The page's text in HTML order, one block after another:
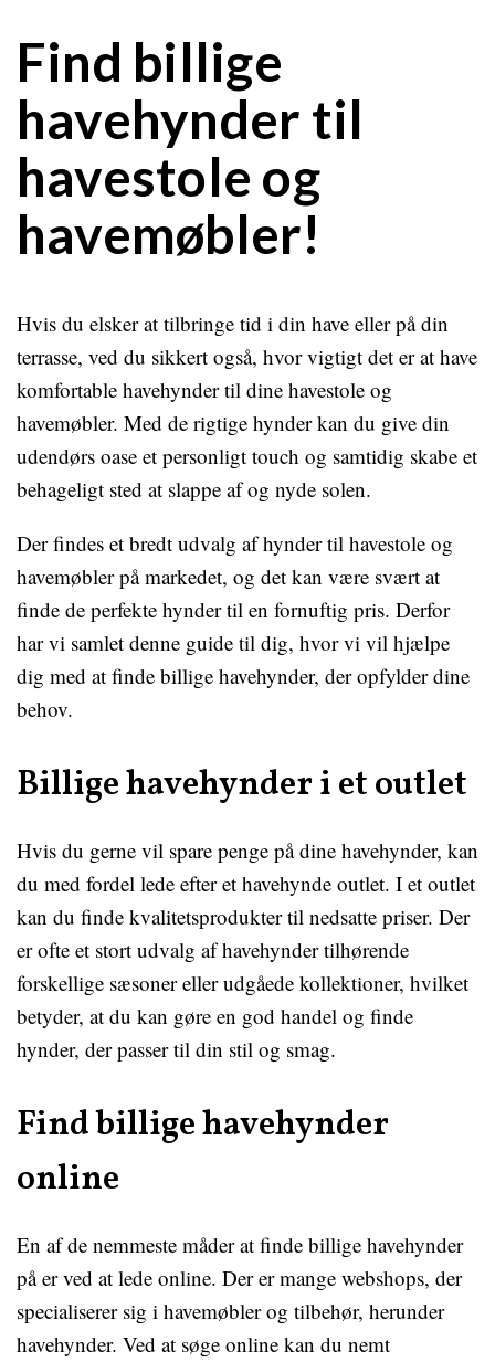
Find billige
havehynder til
havestole og
havemøbler!
Hvis du elsker at tilbringe tid i din have eller på din
terrasse, ved du sikkert også, hvor vigtigt det er at have
komfortable havehynder til dine havestole og
havemøbler. Med de rigtige hynder kan du give din
udendørs oase et personligt touch og samtidig skabe et
behageligt sted at slappe af og nyde solen.
Der findes et bredt udvalg af hynder til havestole og
havemøbler på markedet, og det kan være svært at
finde de perfekte hynder til en fornuftig pris. Derfor
har vi samlet denne guide til dig, hvor vi vil hjælpe
dig med at finde billige havehynder, der opfylder dine
behov.
Billige havehynder i et outlet
Hvis du gerne vil spare penge på dine havehynder, kan
du med fordel lede efter et havehynde outlet. I et outlet
kan du finde kvalitetsprodukter til nedsatte priser. Der
er ofte et stort udvalg af havehynder tilhørende
forskellige sæsoner eller udgåede kollektioner, hvilket
betyder, at du kan gøre en god handel og finde
hynder, der passer til din stil og smag.
Find billige havehynder
online
En af de nemmeste måder at finde billige havehynder
på er ved at lede online. Der er mange webshops, der
specialiserer sig i havemøbler og tilbehør, herunder
havehynder. Ved at søge online kan du nemt